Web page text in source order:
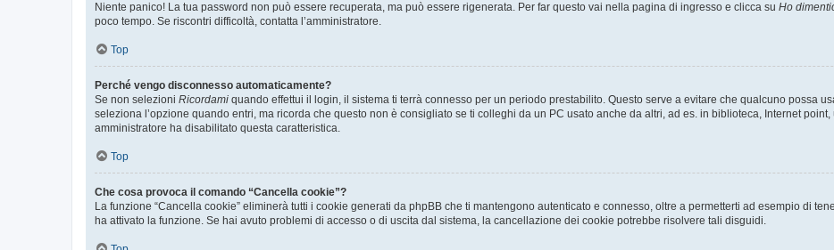
Niente panico! La tua password non può essere recuperata, ma può essere rigenerata. Per far questo vai nella pagina di ingresso e clicca su Ho
poco tempo. Se riscontri difficoltà, contatta l’amministratore.
Top
Perché vengo disconnesso automaticamente?
Se non selezioni Ricordami quando effettui il login, il sistema ti terrà connesso per un periodo prestabilito. Questo serve a evitare che qualcuno possa
seleziona l’opzione quando entri, ma ricorda che questo non è consigliato se ti colleghi da un PC usato anche da altri, ad es. in biblioteca, Internet
amministratore ha disabilitato questa caratteristica.
Top
Che cosa provoca il comando “Cancella cookie”?
La funzione “Cancella cookie” eliminerà tutti i cookie generati da phpBB che ti mantengono autenticato e connesso, oltre a permetterti ad esempio di
ha attivato la funzione. Se hai avuto problemi di accesso o di uscita dal sistema, la cancellazione dei cookie potrebbe risolvere tali disguidi.